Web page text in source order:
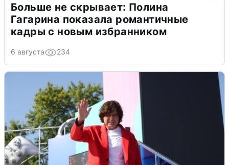
Больше не скрывает: Полина
Гагарина показала романтичные
кадры с новым избранником
6 августа 234